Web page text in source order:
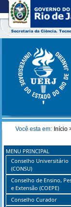
Você esta em: Início
MENU PRINCIPAL
Conselho Universitário
(CONSU)
Conselho de Ensino,
e Extensão (COEPE)
Conselho Curador